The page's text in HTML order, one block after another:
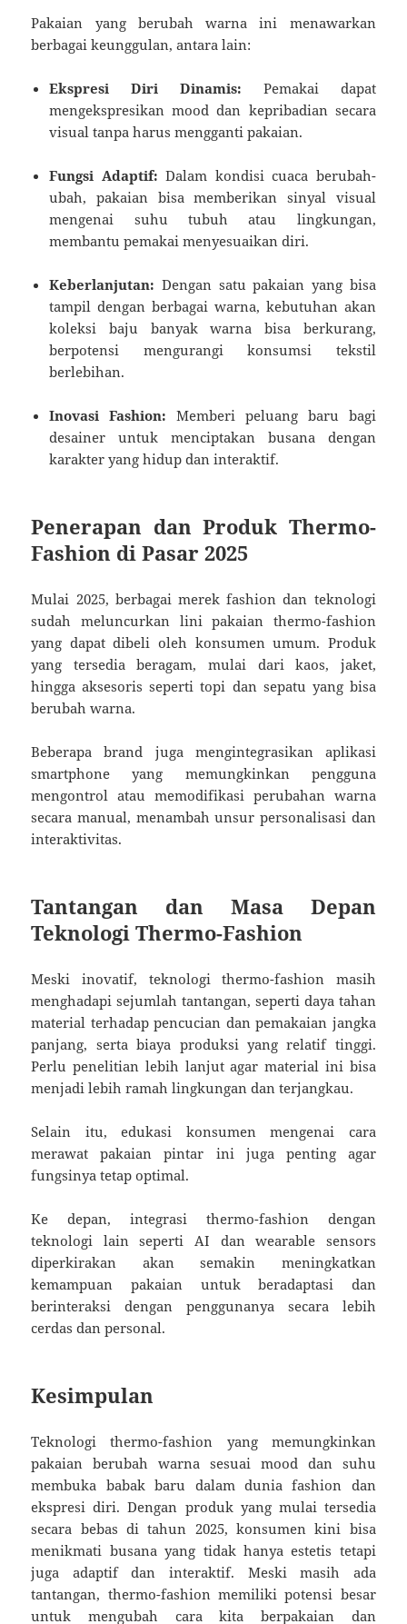
Pakaian yang berubah warna ini menawarkan
berbagai keunggulan, antara lain:
Ekspresi Diri Dinamis: Pemakai dapat
mengekspresikan mood dan kepribadian secara
visual tanpa harus mengganti pakaian.
Fungsi Adaptif: Dalam kondisi cuaca berubah-
ubah, pakaian bisa memberikan sinyal visual
mengenai suhu tubuh atau lingkungan,
membantu pemakai menyesuaikan diri.
Keberlanjutan: Dengan satu pakaian yang bisa
tampil dengan berbagai warna, kebutuhan akan
koleksi baju banyak warna bisa berkurang,
berpotensi mengurangi konsumsi tekstil
berlebihan.
Inovasi Fashion: Memberi peluang baru bagi
desainer untuk menciptakan busana dengan
karakter yang hidup dan interaktif.
Penerapan dan Produk Thermo-
Fashion di Pasar 2025
Mulai 2025, berbagai merek fashion dan teknologi
sudah meluncurkan lini pakaian thermo-fashion
yang dapat dibeli oleh konsumen umum. Produk
yang tersedia beragam, mulai dari kaos, jaket,
hingga aksesoris seperti topi dan sepatu yang bisa
berubah warna.
Beberapa brand juga mengintegrasikan aplikasi
smartphone yang memungkinkan pengguna
mengontrol atau memodifikasi perubahan warna
secara manual, menambah unsur personalisasi dan
interaktivitas.
Tantangan dan Masa Depan
Teknologi Thermo-Fashion
Meski inovatif, teknologi thermo-fashion masih
menghadapi sejumlah tantangan, seperti daya tahan
material terhadap pencucian dan pemakaian jangka
panjang, serta biaya produksi yang relatif tinggi.
Perlu penelitian lebih lanjut agar material ini bisa
menjadi lebih ramah lingkungan dan terjangkau.
Selain itu, edukasi konsumen mengenai cara
merawat pakaian pintar ini juga penting agar
fungsinya tetap optimal.
Ke depan, integrasi thermo-fashion dengan
teknologi lain seperti AI dan wearable sensors
diperkirakan akan semakin meningkatkan
kemampuan pakaian untuk beradaptasi dan
berinteraksi dengan penggunanya secara lebih
cerdas dan personal.
Kesimpulan
Teknologi thermo-fashion yang memungkinkan
pakaian berubah warna sesuai mood dan suhu
membuka babak baru dalam dunia fashion dan
ekspresi diri. Dengan produk yang mulai tersedia
secara bebas di tahun 2025, konsumen kini bisa
menikmati busana yang tidak hanya estetis tetapi
juga adaptif dan interaktif. Meski masih ada
tantangan, thermo-fashion memiliki potensi besar
untuk mengubah cara kita berpakaian dan